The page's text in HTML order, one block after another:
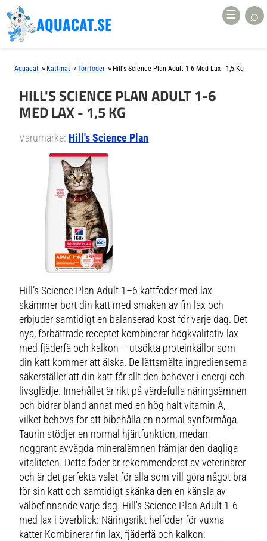
AQUACAT.SE ☰ ⌕
Aquacat » Kattmat »Torrfoder » Hill's Science Plan Adult 1-6 Med Lax - 1,5 Kg
HILL'S SCIENCE PLAN ADULT 1-6
MED LAX - 1,5 KG
Varumärke: Hill's Science Plan
Hill’s Science Plan Adult 1–6 kattfoder med lax
skämmer bort din katt med smaken av fin lax och
erbjuder samtidigt en balanserad kost för varje dag. Det
nya, förbättrade receptet kombinerar högkvalitativ lax
med fjäderfä och kalkon – utsökta proteinkällor som
din katt kommer att älska. De lättsmälta ingredienserna
säkerställer att din katt får allt den behöver i energi och
livsglädje. Innehållet är rikt på värdefulla näringsämnen
och bidrar bland annat med en hög halt vitamin A,
vilket behövs för att bibehålla en normal synförmåga.
Taurin stödjer en normal hjärtfunktion, medan
noggrant avvägda mineralämnen främjar den dagliga
vitaliteten. Detta foder är rekommenderat av veterinärer
och är det perfekta valet för alla som vill göra något bra
för sin katt och samtidigt skänka den en känsla av
välbefinnande varje dag. Hill's Science Plan Adult 1-6
med lax i överblick: Näringsrikt helfoder för vuxna
katter Kombinerar fin lax, fjäderfä och kalkon: